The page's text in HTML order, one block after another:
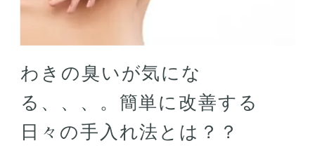
わきの臭いが気にな
る、、、。簡単に改善する
日々の手入れ法とは？？